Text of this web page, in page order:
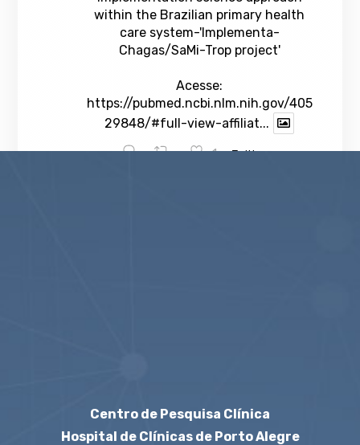
within the Brazilian primary health
care system-'Implementa-
Chagas/SaMi-Trop project'
Acesse:
https://pubmed.ncbi.nlm.nih.gov/405
29848/#full-view-affiliat...
1 Twitter
Centro de Pesquisa Clínica
Hospital de Clínicas de Porto Alegre